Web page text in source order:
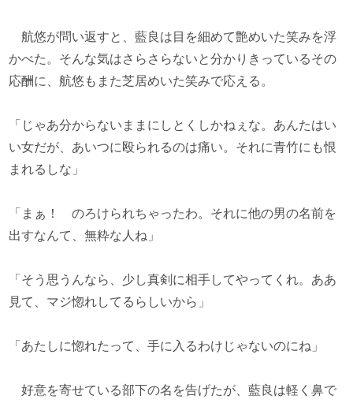
航悠が問い返すと、藍良は目を細めて艶めいた笑みを浮
かべた。そんな気はさらさらないと分かりきっているその
応酬に、航悠もまた芝居めいた笑みで応える。
「じゃあ分からないままにしとくしかねぇな。あんたはい
い女だが、あいつに殴られるのは痛い。それに青竹にも恨
まれるしな」
「まぁ！ のろけられちゃったわ。それに他の男の名前を
出すなんて、無粋な人ね」
「そう思うんなら、少し真剣に相手してやってくれ。ああ
見て、マジ惚れしてるらしいから」
「あたしに惚れたって、手に入るわけじゃないのにね」
好意を寄せている部下の名を告げたが、藍良は軽く鼻で